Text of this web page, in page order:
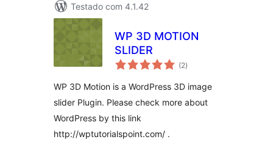
Testado com 4.1.42
WP 3D MOTION
SLIDER
(2total
de
)
WP 3D Motion is a WordPress 3D image
slider Plugin. Please check more about
WordPress by this link
http://wptutorialspoint.com/ .